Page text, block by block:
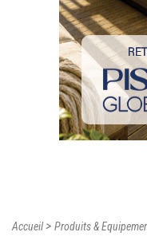
Accueil> Produits &